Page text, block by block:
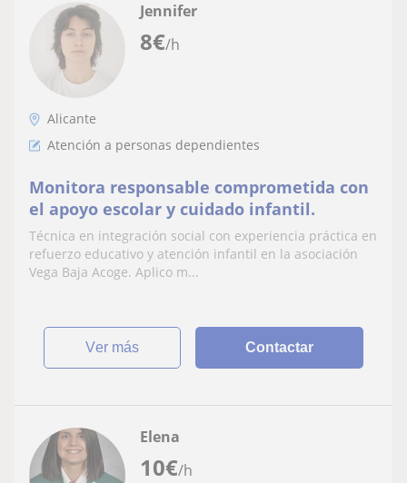
8€/h
Jennifer
Alicante
Atención a personas dependientes
Monitora responsable comprometida con
el apoyo escolar y cuidado infantil.
Técnica en integración social con experiencia práctica en
refuerzo educativo y atención infantil en la asociación
Vega Baja Acoge. Aplico m...
ver más Contactar
10€/h
Elena